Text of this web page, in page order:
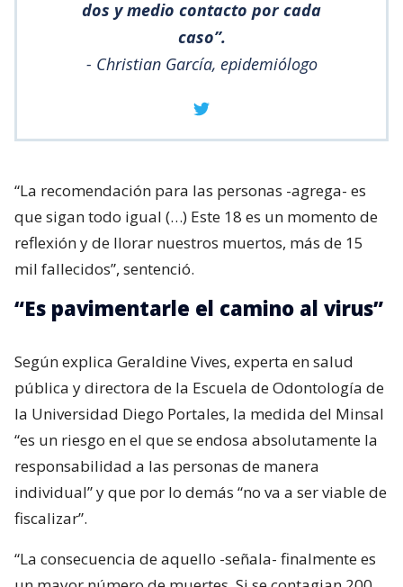
dos y medio contacto por cada
caso”.
- Christian García, epidemiólogo
“La recomendación para las personas -agrega- es
que sigan todo igual (…) Este 18 es un momento de
reflexión y de llorar nuestros muertos, más de 15
mil fallecidos”, sentenció.
“Es pavimentarle el camino al virus”
Según explica Geraldine Vives, experta en salud
pública y directora de la Escuela de Odontología de
la Universidad Diego Portales, la medida del Minsal
“es un riesgo en el que se endosa absolutamente la
responsabilidad a las personas de manera
individual” y que por lo demás “no va a ser viable de
fiscalizar”.
“La consecuencia de aquello -señala- finalmente es